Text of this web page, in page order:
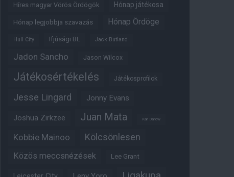
Híres magyar Vörös Ördögök Hónap játékosa
Hónap legjobbja szavazás Hónap Ördöge
Hull City Ifjúsági BL Jack Butland
Jadon Sancho Jason Wilcox
Játékosértékelés Játékosprofilok
Jesse Lingard Jonny Evans
Joshua Zirkzee Juan Mata Karl Darlow
Kobbie Mainoo Kölcsönlesen
Közös meccsnézések Lee Grant